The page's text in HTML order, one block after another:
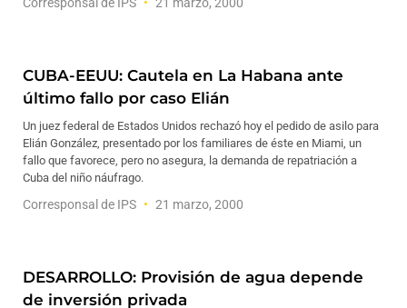
CUBA-EEUU: Cautela en La Habana ante
último fallo por caso Elián
Un juez federal de Estados Unidos rechazó hoy el pedido de asilo para
Elián González, presentado por los familiares de éste en Miami, un
fallo que favorece, pero no asegura, la demanda de repatriación a
Cuba del niño náufrago.
Corresponsal de IPS 21 marzo, 2000
DESARROLLO: Provisión de agua depende
de inversión privada